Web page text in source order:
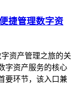
捷管理数字资
资产管理之旅的关
字资产服务的核心
要环节，该入口兼